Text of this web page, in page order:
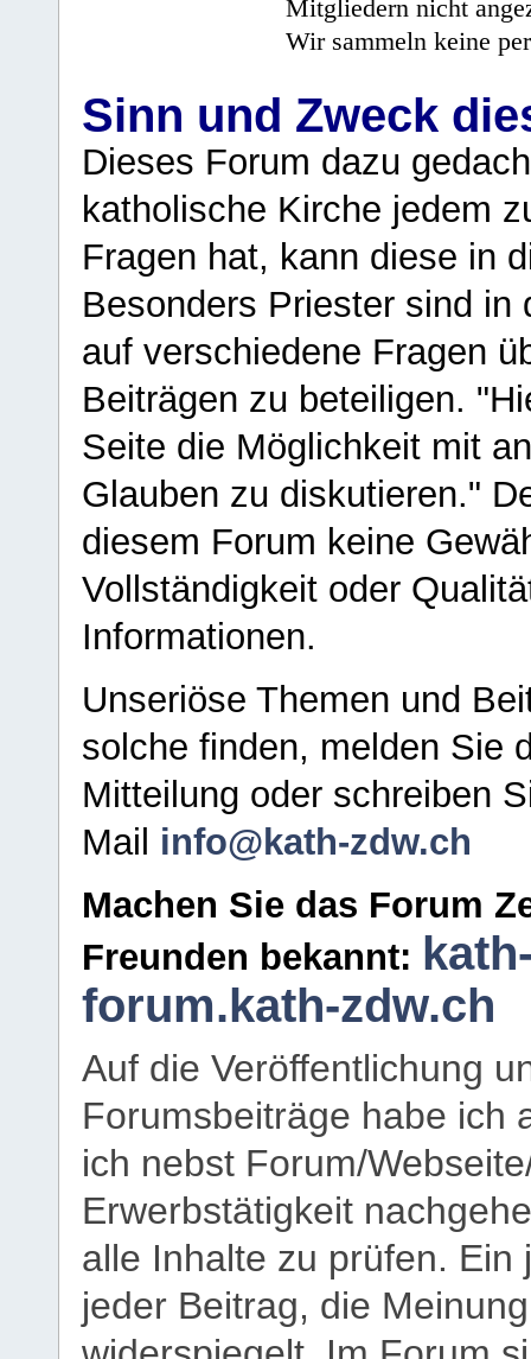
Mitgliedern nicht
Wir sammeln keine
Sinn und Zweck
Dieses Forum dazu
katholische Kirche jedem
Fragen hat, kann diese in
Besonders Priester sind in
auf verschiedene Fragen
Beiträgen zu beteiligen.
Seite die Möglichkeit mit
Glauben zu diskutieren."
diesem Forum keine
Vollständigkeit oder
Informationen.
Unseriöse Themen und
solche finden, melden Sie
Mitteilung oder schreiben
Mail info@kath-zdw.ch
Machen Sie das Forum
Freunden bekannt:
forum.kath-zdw.ch
Auf die Veröffentlichung
Forumsbeiträge habe ich
ich nebst Forum/
Erwerbstätigkeit
alle Inhalte zu prüfen.
jeder Beitrag, die